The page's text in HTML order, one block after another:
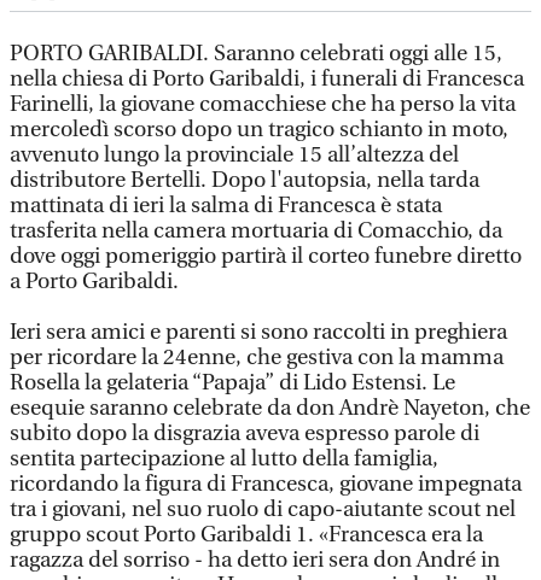
PORTO GARIBALDI. Saranno celebrati oggi alle 15,
nella chiesa di Porto Garibaldi, i funerali di Francesca
Farinelli, la giovane comacchiese che ha perso la vita
mercoledì scorso dopo un tragico schianto in moto,
avvenuto lungo la provinciale 15 all’altezza del
distributore Bertelli. Dopo l'autopsia, nella tarda
mattinata di ieri la salma di Francesca è stata
trasferita nella camera mortuaria di Comacchio, da
dove oggi pomeriggio partirà il corteo funebre diretto
a Porto Garibaldi.
Ieri sera amici e parenti si sono raccolti in preghiera
per ricordare la 24enne, che gestiva con la mamma
Rosella la gelateria “Papaja” di Lido Estensi. Le
esequie saranno celebrate da don Andrè Nayeton, che
subito dopo la disgrazia aveva espresso parole di
sentita partecipazione al lutto della famiglia,
ricordando la figura di Francesca, giovane impegnata
tra i giovani, nel suo ruolo di capo-aiutante scout nel
gruppo scout Porto Garibaldi 1. «Francesca era la
ragazza del sorriso - ha detto ieri sera don André in